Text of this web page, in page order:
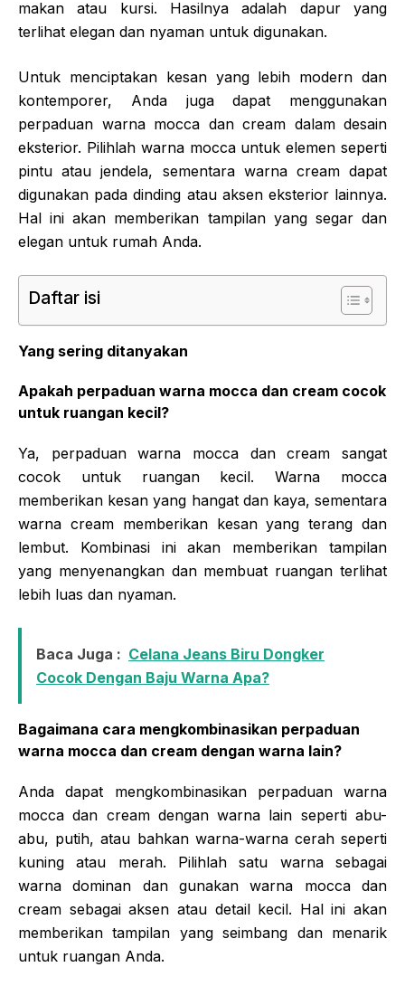
makan atau kursi. Hasilnya adalah dapur yang
terlihat elegan dan nyaman untuk digunakan.
Untuk menciptakan kesan yang lebih modern dan
kontemporer, Anda juga dapat menggunakan
perpaduan warna mocca dan cream dalam desain
eksterior. Pilihlah warna mocca untuk elemen seperti
pintu atau jendela, sementara warna cream dapat
digunakan pada dinding atau aksen eksterior lainnya.
Hal ini akan memberikan tampilan yang segar dan
elegan untuk rumah Anda.
Daftar isi
Yang sering ditanyakan
Apakah perpaduan warna mocca dan cream cocok
untuk ruangan kecil?
Ya, perpaduan warna mocca dan cream sangat
cocok untuk ruangan kecil. Warna mocca
memberikan kesan yang hangat dan kaya, sementara
warna cream memberikan kesan yang terang dan
lembut. Kombinasi ini akan memberikan tampilan
yang menyenangkan dan membuat ruangan terlihat
lebih luas dan nyaman.
Baca Juga : Celana Jeans Biru Dongker
Cocok Dengan Baju Warna Apa?
Bagaimana cara mengkombinasikan perpaduan
warna mocca dan cream dengan warna lain?
Anda dapat mengkombinasikan perpaduan warna
mocca dan cream dengan warna lain seperti abu-
abu, putih, atau bahkan warna-warna cerah seperti
kuning atau merah. Pilihlah satu warna sebagai
warna dominan dan gunakan warna mocca dan
cream sebagai aksen atau detail kecil. Hal ini akan
memberikan tampilan yang seimbang dan menarik
untuk ruangan Anda.